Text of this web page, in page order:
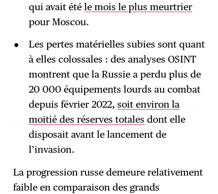
qui avait été le mois le plus meurtrier
pour Moscou.
Les pertes matérielles subies sont quant
à elles colossales : des analyses OSINT
montrent que la Russie a perdu plus de
20 000 équipements lourds au combat
depuis février 2022, soit environ la
moitié des réserves totales dont elle
disposait avant le lancement de
l’invasion.
La progression russe demeure relativement
faible en comparaison des grands